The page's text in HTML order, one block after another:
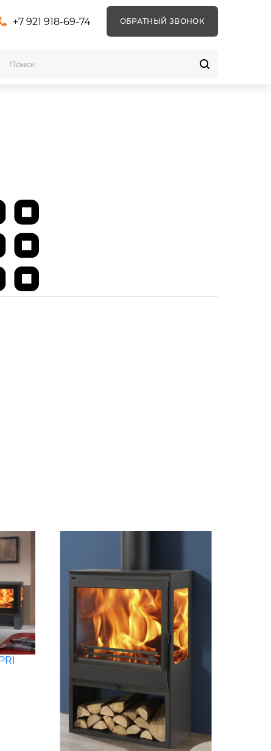
+7 921 918-69-74 ОБРАТНЫЙ ЗВОНОК